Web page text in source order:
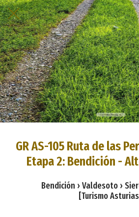
GR AS-105 Ruta de las
Etapa 2: Bendición -
Bendición › Valdesoto ›
[Turismo